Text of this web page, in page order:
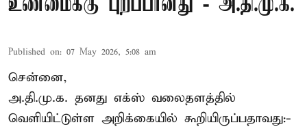
உண்மைக்கு புறப்பானது - அ.தி.மு.க.
Published on: 07 May 2026, 5:08 am
சென்னை,
அ.தி.மு.க. தனது எக்ஸ் வலைதளத்தில்
வெளியிட்டுள்ள அறிக்கையில் கூறியிருப்பதாவது:-